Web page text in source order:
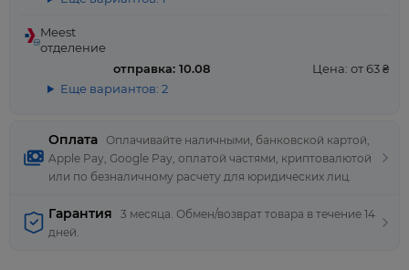
Оплата
Оплачивайте наличными, банковской картой,
Apple Pay, Google Pay, оплатой частями, криптовалютой
или по безналичному расчету для юридических лиц.
Meest
отделение
отправка: 10.08
Цена: от 63 ₴
Еще вариантов: 2
Гарантия
3 месяца. Обмен/возврат товара в течение 14
дней.